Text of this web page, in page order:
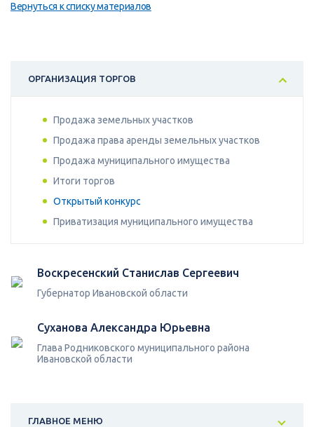
Вернуться к списку материалов
ОРГАНИЗАЦИЯ ТОРГОВ
Продажа земельных участков
Продажа права аренды земельных участков
Продажа муниципального имущества
Итоги торгов
Открытый конкурс
Приватизация муниципального имущества
Воскресенский Станислав Сергеевич
Губернатор Ивановской области
Суханова Александра Юрьевна
Глава Родниковского муниципального района
Ивановской области
ГЛАВНОЕ МЕНЮ